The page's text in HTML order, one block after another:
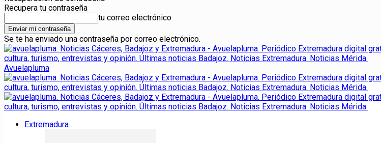
Recupera tu contraseña
tu correo electrónico
Se te ha enviado una contraseña por correo electrónico.
Avuelapluma
Extremadura